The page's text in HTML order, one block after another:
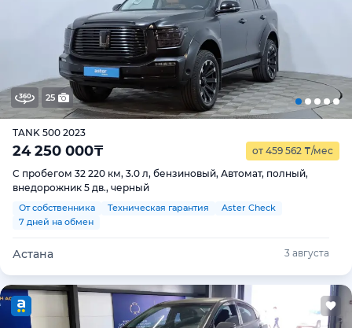
25
TANK 500 2023
24 250 000₸ от 459 562 ₸/мес
С пробегом 32 220 км, 3.0 л, бензиновый, Автомат, полный,
внедорожник 5 дв., черный
От собственника Техническая гарантия
Aster Check
7 дней на обмен
Астана 3 августа